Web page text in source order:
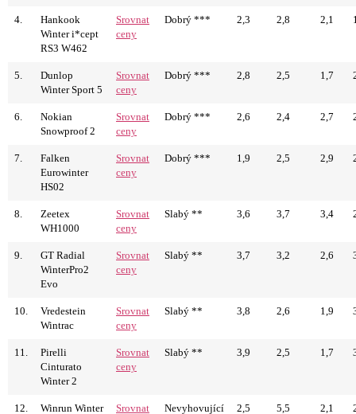
4.
Hankook
Winter i*cept
RS3 W462
Srovnat
ceny
Dobrý *** 2,3 2,8 2,1
5.
Dunlop
Winter Sport 5
Srovnat
ceny
Dobrý *** 2,8 2,5 1,7
6.
Nokian
Snowproof 2
Srovnat
ceny
Dobrý *** 2,6 2,4 2,7
7.
Falken
Eurowinter
HS02
Srovnat
ceny
Dobrý *** 1,9 2,5 2,9
8.
Zeetex
WH1000
Srovnat
ceny
Slabý ** 3,6 3,7 3,4
9.
GT Radial
WinterPro2
Evo
Srovnat
ceny
Slabý ** 3,7 3,2 2,6
10.
Vredestein
Wintrac
Srovnat
ceny
Slabý ** 3,8 2,6 1,9
11.
Pirelli
Cinturato
Winter 2
Srovnat
ceny
Slabý ** 3,9 2,5 1,7
12.
Winrun Winter
Srovnat
Nevyhovující
2,5 5,5 2,1